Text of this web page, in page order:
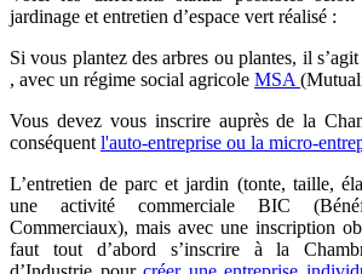
jardinage et entretien d’espace vert réalisé :
Si vous plantez des arbres ou plantes, il s’agit
, avec un régime social agricole MSA
Vous devez vous inscrire auprès de la
conséquent l'auto-entreprise ou la micro-
L’entretien de parc et jardin (tonte, taille,
une activité commerciale BIC
Commerciaux), mais avec une inscription
faut tout d’abord s’inscrire à la